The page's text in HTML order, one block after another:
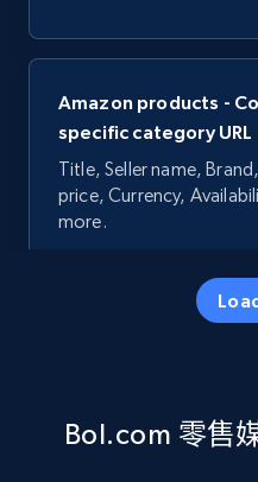
Amazon products -
specific category URL
Title, Seller name,
price, Currency,
more.
5.7K+
specific keywords
Bol.com 零售